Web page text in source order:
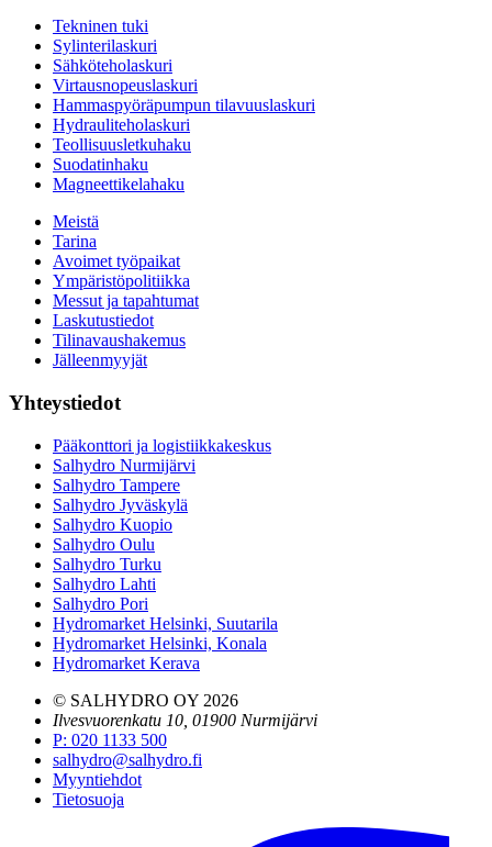
Tekninen tuki
Sylinterilaskuri
Sähköteholaskuri
Virtausnopeuslaskuri
Hammaspyöräpumpun tilavuuslaskuri
Hydrauliteholaskuri
Teollisuusletkuhaku
Suodatinhaku
Magneettikelahaku
Meistä
Tarina
Avoimet työpaikat
Ympäristöpolitiikka
Messut ja tapahtumat
Laskutustiedot
Tilinavaushakemus
Jälleenmyyjät
Yhteystiedot
Pääkonttori ja logistiikkakeskus
Salhydro Nurmijärvi
Salhydro Tampere
Salhydro Jyväskylä
Salhydro Kuopio
Salhydro Oulu
Salhydro Turku
Salhydro Lahti
Salhydro Pori
Hydromarket Helsinki, Suutarila
Hydromarket Helsinki, Konala
Hydromarket Kerava
© SALHYDRO OY 2026
Ilvesvuorenkatu 10, 01900 Nurmijärvi
P: 020 1133 500
salhydro@salhydro.fi
Myyntiehdot
Tietosuoja